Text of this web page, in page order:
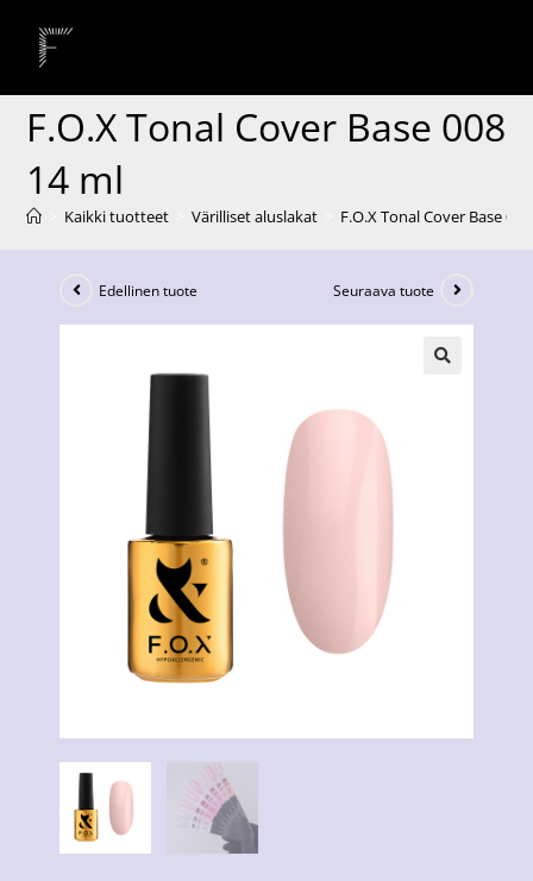
F.O.X Tonal Cover Base 008
14 ml
Kaikki tuotteet Värilliset aluslakat F.O.X Tonal Cover Base
Edellinen tuote Seuraava tuote